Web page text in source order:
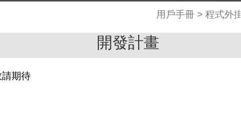
用戶手冊 > 程式外
開發計畫
請期待